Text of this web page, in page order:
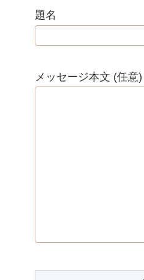
題名
メッセージ本文 (任意)